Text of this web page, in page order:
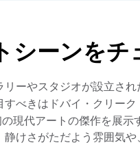
シーンをチ
リーやスタジオが設立さ
べきはドバイ・クリーク
現代アートの傑作を展
けさがただよう雰囲気